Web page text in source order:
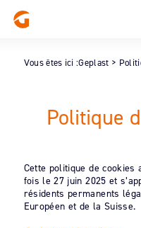
Vous êtes ici :Geplast >
Politique
Cette politique de
fois le 27 juin 2025 et
résidents permanents
Européen et de la Suisse.